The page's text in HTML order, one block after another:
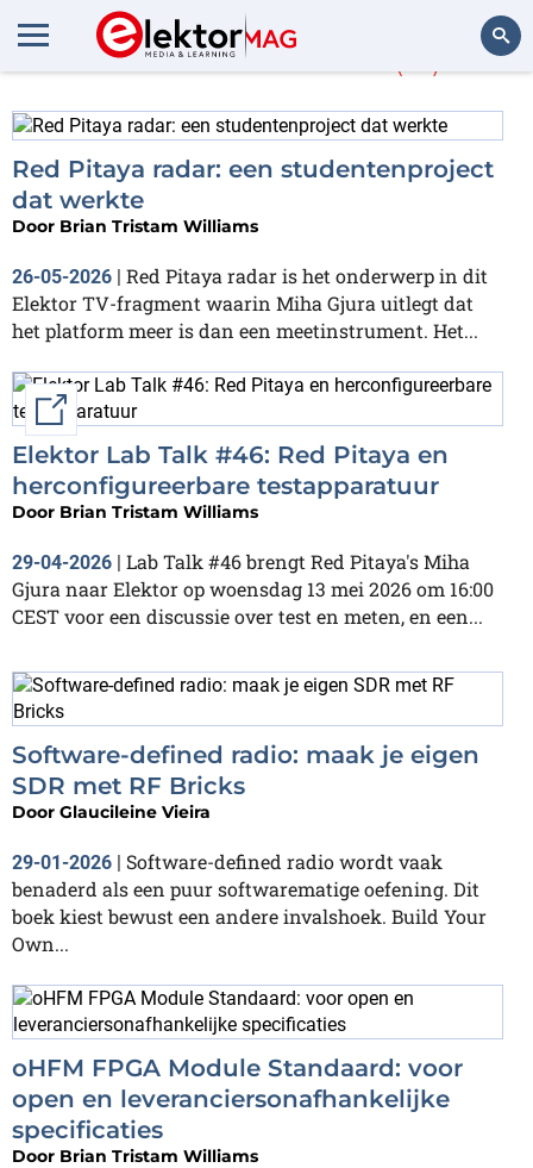
Meer overFPGA
Red Pitaya radar: een studentenproject
dat werkte
Door Brian Tristam Williams
26-05-2026 | Red Pitaya radar is het onderwerp in dit
Elektor TV-fragment waarin Miha Gjura uitlegt dat
het platform meer is dan een meetinstrument. Het...
External link
Elektor Lab Talk #46: Red Pitaya en
herconfigureerbare testapparatuur
Door Brian Tristam Williams
29-04-2026 | Lab Talk #46 brengt Red Pitaya's Miha
Gjura naar Elektor op woensdag 13 mei 2026 om 16:00
CEST voor een discussie over test en meten, en een...
Software-defined radio: maak je eigen
SDR met RF Bricks
Door Glaucileine Vieira
29-01-2026 | Software-defined radio wordt vaak
benaderd als een puur softwarematige oefening. Dit
boek kiest bewust een andere invalshoek. Build Your
Own...
oHFM FPGA Module Standaard: voor
open en leveranciersonafhankelijke
specificaties
Door Brian Tristam Williams